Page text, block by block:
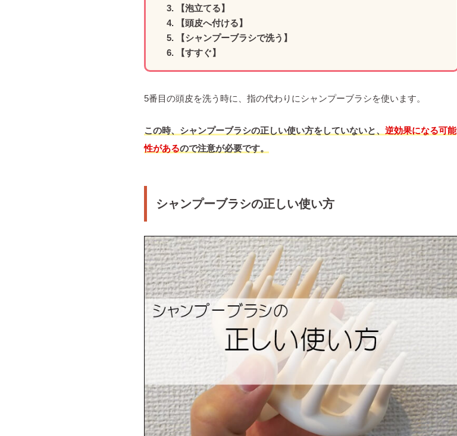
【泡立てる】
【頭皮へ付ける】
【シャンプーブラシで洗う】
【すすぐ】
5番目の頭皮を洗う時に、指の代わりにシャンプーブラシを使います。
この時、シャンプーブラシの正しい使い方をしていないと、 逆効果になる可能
性があるので注意が必要です。
シャンプーブラシの正しい使い方